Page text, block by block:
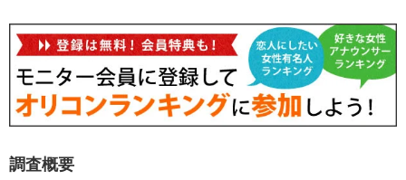
調査概要